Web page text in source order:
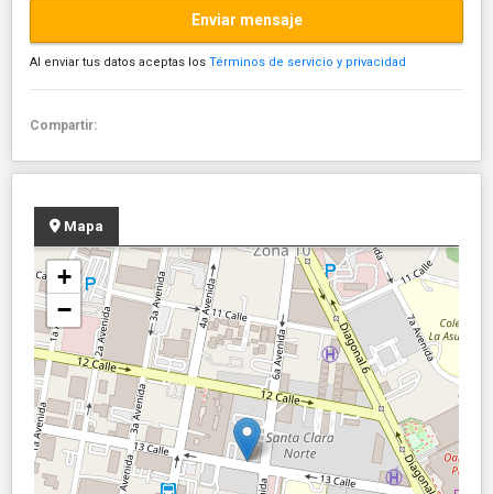
Enviar mensaje
Al enviar tus datos aceptas los Términos de servicio y privacidad
Compartir:
Mapa
+
−